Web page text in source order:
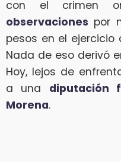
con el crimen
observaciones por
pesos en el ejercicio
Nada de eso derivó
Hoy, lejos de
a una diputación
Morena.